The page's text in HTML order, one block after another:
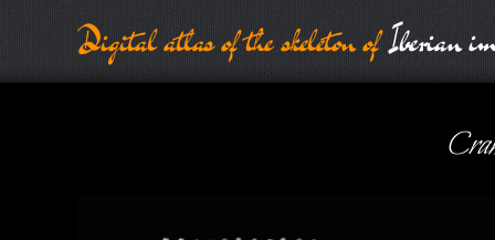
Digital atlas of the skeleton ofIberian